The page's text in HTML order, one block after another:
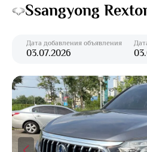
Ssangyong
Дата добавления объявления
03.07.2026